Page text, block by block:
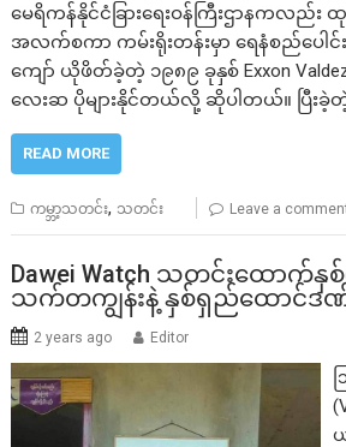
မေရိကန်နိုင်ငံခြားရေးဝန်ကြီးဌာနကလည်း ထု
အလက်စကာ ကမ်းရိုးတန်းမှာ ရေနံစည်ပေါင်း
ကျော် ယိုဖိတ်ခဲ့တဲ့ ၁၉၈၉ ခုနှစ် Exxon
လေးဆ ပိုများနိုင်တယ်လို့ ဆိုပါတယ်။ ပြီးခဲ့တဲ့
READ MORE
ကမ္ဘာ့သတင်း, သတင်း Leave a
Dawei Watch သတင်းထော
သက်တကျွန်းနဲ့ နှစ်ရှည်ထောင်ဒ
2 years ago Editor